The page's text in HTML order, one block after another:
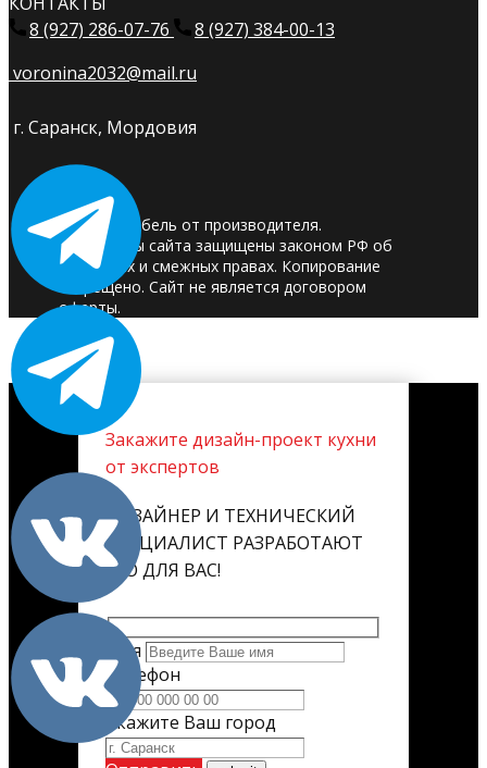
8 (927) 286-07-76
8 (927) 384-00-13
voronina2032@mail.ru
г. Саранск, Мордовия
© 2025. Мебель от производителя.
Материалы сайта защищены законом РФ об
авторских и смежных правах. Копирование
запрещено. Сайт не является договором
оферты.
Закажите дизайн-проект кухни
от экспертов
ДИЗАЙНЕР И ТЕХНИЧЕСКИЙ
СПЕЦИАЛИСТ РАЗРАБОТАЮТ
ЕГО ДЛЯ ВАС!
Имя
Телефон
Укажите Ваш город